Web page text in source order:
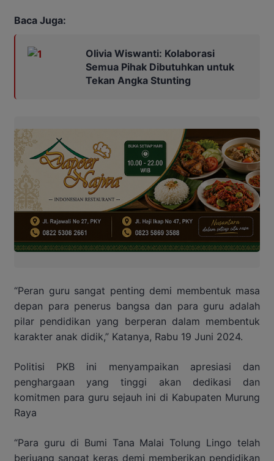
Baca Juga:
Olivia Wiswanti: Kolaborasi
Semua Pihak Dibutuhkan untuk
Tekan Angka Stunting
“Peran guru sangat penting demi membentuk masa
depan para penerus bangsa dan para guru adalah
pilar pendidikan yang berperan dalam membentuk
karakter anak didik,” Katanya, Rabu 19 Juni 2024.
Politisi PKB ini menyampaikan apresiasi dan
penghargaan yang tinggi akan dedikasi dan
komitmen para guru sejauh ini di Kabupaten Murung
Raya
“Para guru di Bumi Tana Malai Tolung Lingo telah
berjuang sangat keras demi memberikan pendidikan